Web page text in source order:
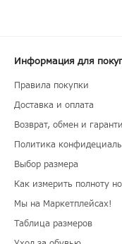
Информация для
Правила покупки
Доставка и оплата
Возврат, обмен и
Политика
Выбор размера
Как измерить полноту
Мы на Маркетплейсах!
Таблица размеров